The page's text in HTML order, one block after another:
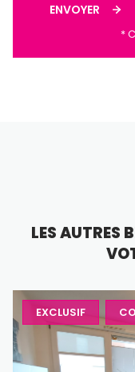
ENVOYER
*
LES AUTRES
EXCLUSIF